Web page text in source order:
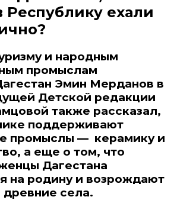
Республику ехали
и народным
промыслам
Эмин Мерданов в
Детской редакции
также рассказал,
поддерживают
промыслы — керамику и
а еще о том, что
Дагестана
на родину и возрождают
села.